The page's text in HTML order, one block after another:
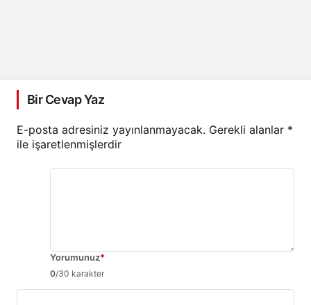
Bir Cevap Yaz
E-posta adresiniz yayınlanmayacak. Gerekli alanlar *
ile işaretlenmişlerdir
Yorumunuz*
0/30 karakter